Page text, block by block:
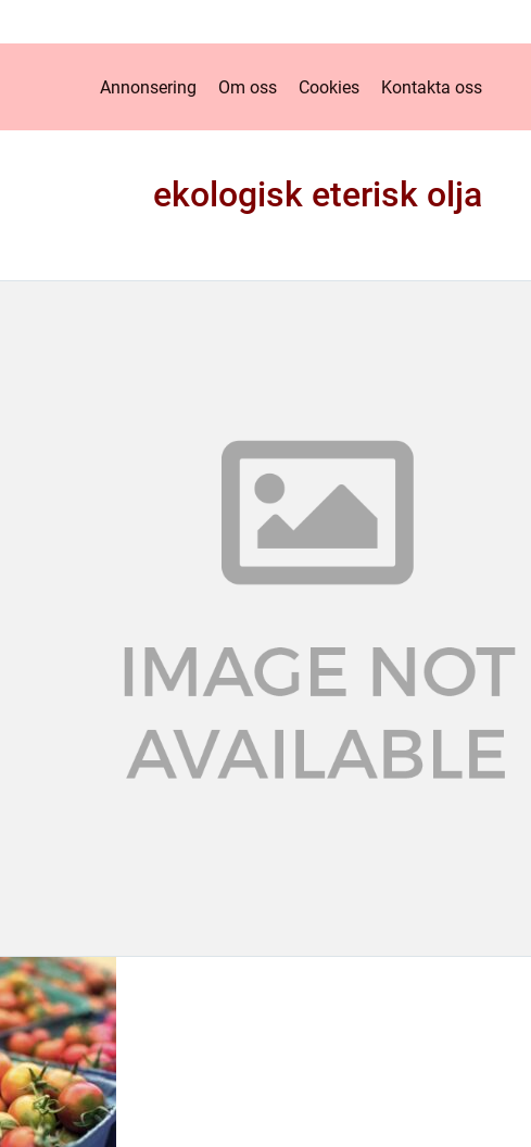
Annonsering Om oss Cookies Kontakta oss
ekologisk eterisk olja